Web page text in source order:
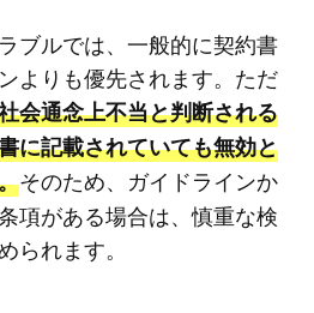
ブルでは、一般的に契約書
よりも優先されます。ただ
会通念上不当と判断される
に記載されていても無効と
そのため、ガイドラインか
項がある場合は、慎重な検
られます。